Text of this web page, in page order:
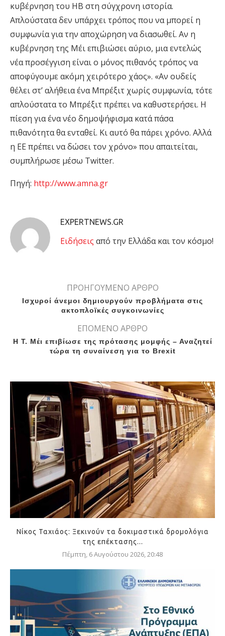
κυβέρνηση του ΗΒ στη σύγχρονη ιστορία.
Απλούστατα δεν υπάρχει τρόπος που να μπορεί η
συμφωνία για την αποχώρηση να διασωθεί. Αν η
κυβέρνηση της Μέι επιβιώσει αύριο, μια εντελώς
νέα προσέγγιση είναι ο μόνος πιθανός τρόπος να
αποφύγουμε ακόμη χειρότερο χάος». «Αν ουδείς
θέλει στ’ αλήθεια ένα Μπρέξιτ χωρίς συμφωνία, τότε
απλούστατα το Μπρέξιτ πρέπει να καθυστερήσει. Η
πίεση για ένα νέο δημοψήφισμα κατά πάσα
πιθανότητα θα ενταθεί. Κι αυτό θα πάρει χρόνο. Αλλά
η ΕΕ πρέπει να δώσει τον χρόνο» που απαιτείται,
συμπλήρωσε μέσω Twitter.
Πηγή: http://www.amna.gr
EXPERTNEWS.GR
Eιδήσεις από την Ελλάδα και τον κόσμο!
ΠΡΟΗΓΟΥΜΕΝΟ ΑΡΘΡΟ
Ισχυροί άνεμοι δημιουργούν προβλήματα στις
ακτοπλοϊκές συγκοινωνίες
ΕΠΟΜΕΝΟ ΑΡΘΡΟ
Η Τ. Μέι επιβίωσε της πρότασης μομφής – Αναζητεί
τώρα τη συναίνεση για το Brexit
Νίκος Ταχιάος: Ξεκινούν τα δοκιμαστικά δρομολόγια
της επέκτασης...
Πέμπτη, 6 Αυγούστου 2026, 20:48